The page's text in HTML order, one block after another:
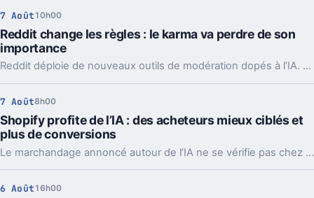
7 Août 10h00
Reddit change les règles : le karma va perdre de son
importance
Reddit déploie de nouveaux outils de modération dopés à l’IA. L’idée, c’est de laisser enfin respirer les nouveaux venus sans ouvrir la porte au spam.
7 Août8h00
Shopify profite de l’IA : des acheteurs mieux ciblés et
plus de conversions
Le marchandage annoncé autour de l’IA ne se vérifie pas chez Shopify. La plateforme dit voir tripler le trafic et les commandes venus des assistants.
6 Août 16h00